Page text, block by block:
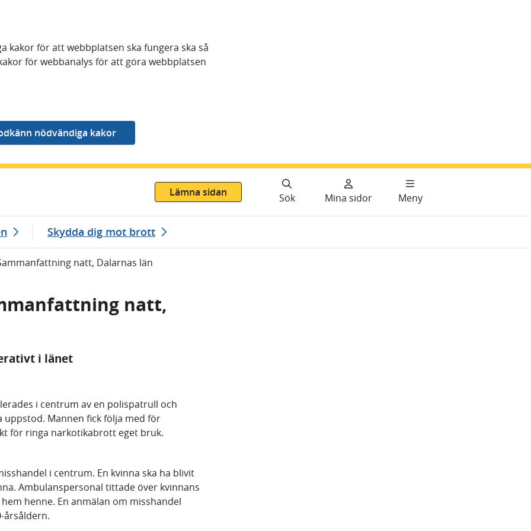
kakor för att webbplatsen ska fungera ska så
för webbanalys för att göra webbplatsen
Lämna sidan Sök Mina sidor Meny
Skydda dig mot brott
natt, Dalarnas län
natt,
i länet
i centrum av en polispatrull och
uppstod. Mannen fick följa med för
för ringa narkotikabrott eget bruk.
i centrum. En kvinna ska ha blivit
Ambulanspersonal tittade över kvinnans
henne. En anmälan om misshandel
årsåldern.